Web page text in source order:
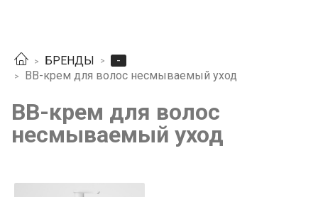
БРЕНДЫ
-
BB-крем для волос несмываемый уход
BB-крем для волос
несмываемый уход